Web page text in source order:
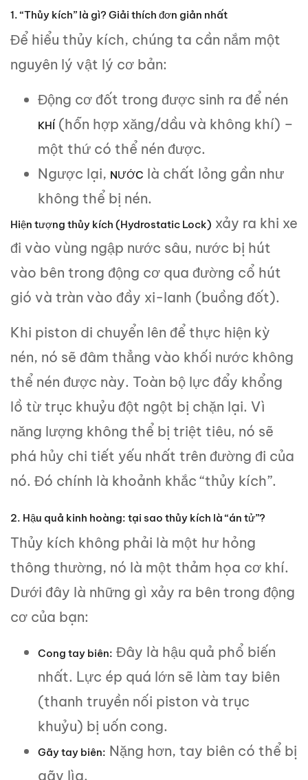
1. “Thủy kích” là gì? Giải thích đơn giản nhất
Để hiểu thủy kích, chúng ta cần nắm một
nguyên lý vật lý cơ bản:
Động cơ đốt trong được sinh ra để nén
KHÍ(hỗn hợp xăng/dầu và không khí) –
một thứ có thể nén được.
Ngược lại, NƯỚC là chất lỏng gần như
không thể bị nén.
Hiện tượng thủy kích (Hydrostatic Lock) xảy ra khi xe
đi vào vùng ngập nước sâu, nước bị hút
vào bên trong động cơ qua đường cổ hút
gió và tràn vào đầy xi-lanh (buồng đốt).
Khi piston di chuyển lên để thực hiện kỳ
nén, nó sẽ đâm thẳng vào khối nước không
thể nén được này. Toàn bộ lực đẩy khổng
lồ từ trục khuỷu đột ngột bị chặn lại. Vì
năng lượng không thể bị triệt tiêu, nó sẽ
phá hủy chi tiết yếu nhất trên đường đi của
nó. Đó chính là khoảnh khắc “thủy kích”.
2. Hậu quả kinh hoàng: tại sao thủy kích là “án tử”?
Thủy kích không phải là một hư hỏng
thông thường, nó là một thảm họa cơ khí.
Dưới đây là những gì xảy ra bên trong động
cơ của bạn:
Cong tay biên: Đây là hậu quả phổ biến
nhất. Lực ép quá lớn sẽ làm tay biên
(thanh truyền nối piston và trục
khuỷu) bị uốn cong.
Gãy tay biên: Nặng hơn, tay biên có thể bị
gãy lìa.